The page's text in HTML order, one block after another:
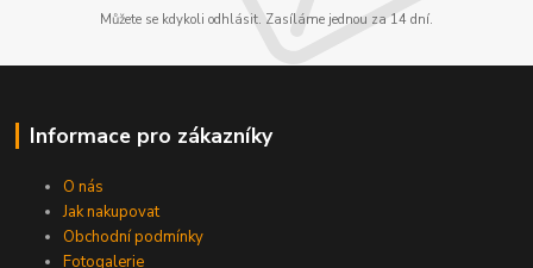
Můžete se kdykoli odhlásit. Zasíláme jednou za 14 dní.
Informace pro zákazníky
O nás
Jak nakupovat
Obchodní podmínky
Fotogalerie